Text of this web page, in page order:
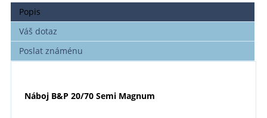
Popis
Váš dotaz
Poslat známénu
Náboj B&P 20/70 Semi Magnum